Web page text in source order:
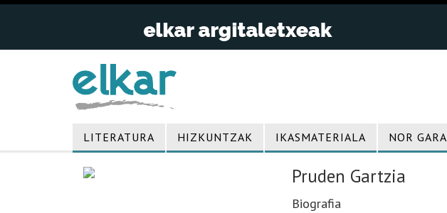
LITERATURA HIZKUNTZAK IKASMATERIALA NOR GARA
Pruden Gartzia
Biografia